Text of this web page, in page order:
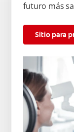
futuro más
Sitio para